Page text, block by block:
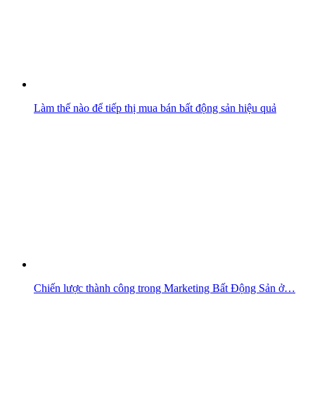
Làm thế nào để tiếp thị mua bán bất động sản hiệu quả
Chiến lược thành công trong Marketing Bất Động Sản ở…